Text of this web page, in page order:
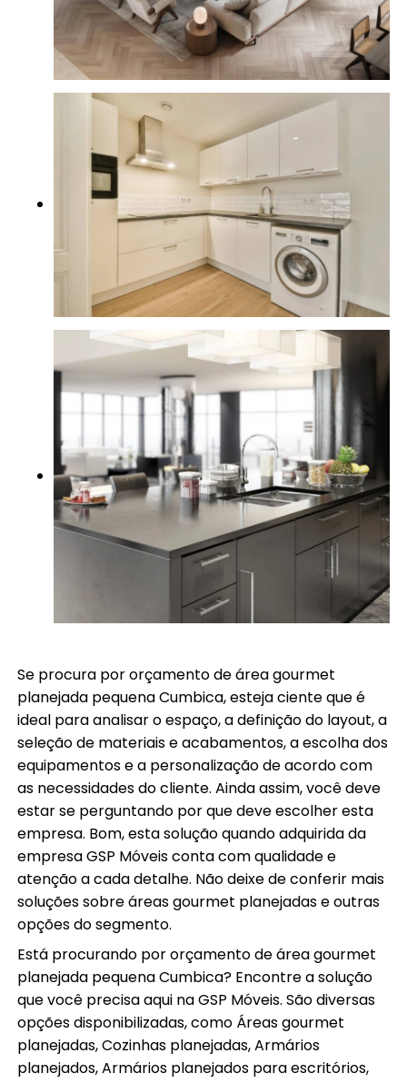
Se procura por orçamento de área gourmet
planejada pequena Cumbica, esteja ciente que é
ideal para analisar o espaço, a definição do layout, a
seleção de materiais e acabamentos, a escolha dos
equipamentos e a personalização de acordo com
as necessidades do cliente. Ainda assim, você deve
estar se perguntando por que deve escolher esta
empresa. Bom, esta solução quando adquirida da
empresa GSP Móveis conta com qualidade e
atenção a cada detalhe. Não deixe de conferir mais
soluções sobre áreas gourmet planejadas e outras
opções do segmento.
Está procurando por orçamento de área gourmet
planejada pequena Cumbica? Encontre a solução
que você precisa aqui na GSP Móveis. São diversas
opções disponibilizadas, como Áreas gourmet
planejadas, Cozinhas planejadas, Armários
planejados, Armários planejados para escritórios,